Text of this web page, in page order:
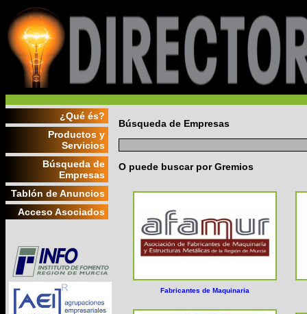
¿Qué és?
Productos y
Servicios
Búsqueda de
Empresas
Tablón de Anuncios
Acceso Asociados
Búsqueda de Empresas
O puede buscar por Gremios
Fabricantes de Maquinaria